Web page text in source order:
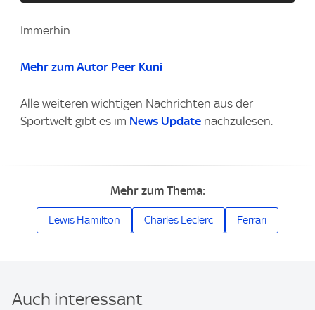
Immerhin.
Mehr zum Autor Peer Kuni
Alle weiteren wichtigen Nachrichten aus der
Sportwelt gibt es im News Update nachzulesen.
Mehr zum Thema:
Lewis Hamilton Charles Leclerc Ferrari
Auch interessant